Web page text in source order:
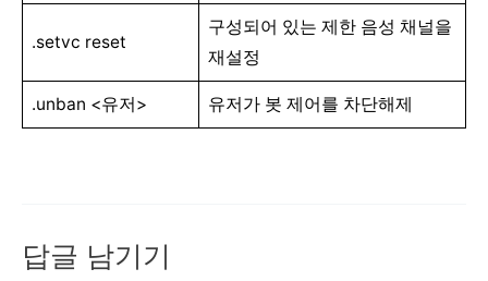
.setvc reset
구성되어 있는 제한 음성 채널을
재설정
.unban <유저> 유저가 봇 제어를 차단해제
답글 남기기